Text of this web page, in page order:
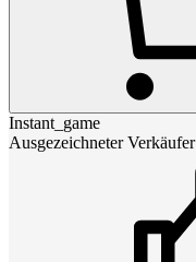
Instant_game
Ausgezeichneter Verkäufer